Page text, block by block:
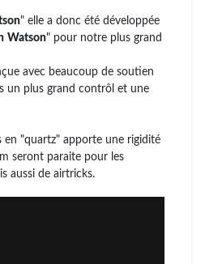
" elle a donc été développée
Watson" pour notre plus grand
avec beaucoup de soutien
un plus grand contrôl et une
en "quartz" apporte une rigidité
seront paraite pour les
aussi de airtricks.